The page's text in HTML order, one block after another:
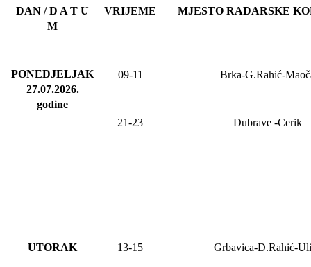
DAN / D A T U
M
VRIJEME MJESTO RADARSKE
PONEDJELJAK
27.07.2026.
godine
09-11 Brka-G.Rahić-
21-23 Dubrave-Cerik
UTORAK 13-15 Grbavica-D.Rahić-